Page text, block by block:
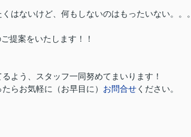
はないけど、何もしないのはもったいない。。。
提案をいたします！！
よう、スタッフ一同努めてまいります！
らお気軽に（お早目に） お問合せください。